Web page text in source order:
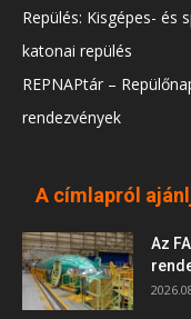
Repülés: Kisgépes- és
katonai repülés
REPNAPtár –
rendezvények
A címlapról
Az